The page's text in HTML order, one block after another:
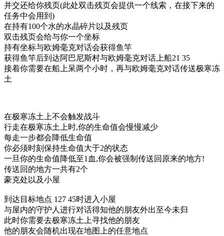
并交还给你残页(此处双击残页会提供一个线索，在接下来的
任务中会用到)
在持有100个水的水晶碎片以及残页
双击残页会给与你一个坐标
持有坐标与欧姆毫克对话会获得鱼竿
获得鱼竿后到达阿巴尼斯村与欧姆毫克对话上船21 35
接着你需要在船上呆两个小时，再与欧姆毫克对话传送极寒冻
土
在极寒冻土上不会触发战斗
行走在极寒冻土上时,你的生命值会慢慢减少
每走一步都会降低生命值
你必须时刻保持生命值大于2的状态
一旦你的生命值降低至1血,你会被强制传送回原来的地方!
传送回的地方一共有2个
豪克处以及小屋
到达目标地点 127 45时进入小屋
与屋内的守护人进行对话得知他的朋友外出至今未归
此时你需要去极寒冻土上寻找他的朋友
他的朋友会随机出现在地图上的任意地点